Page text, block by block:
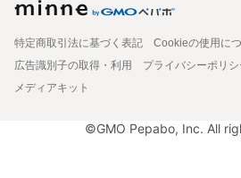
特定商取引法に基づく表記
Cookieの使用に
広告識別子の取得・利用
プライバシーポリシ
メディアキット
©GMO Pepabo, Inc. All